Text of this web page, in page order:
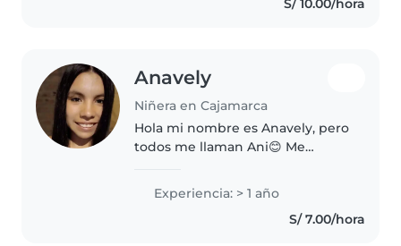
sobre todo que los niños..S/ 10.00/hora
Anavely
Niñera en Cajamarca
Hola mi nombre es Anavely, pero
todos me llaman Ani😊 Me
una bebita de 10 meses y un
niño de 3 años en la ciudad de
Lima, pero ahora radico en
Experiencia: > 1 año
S/ 7.00/hora